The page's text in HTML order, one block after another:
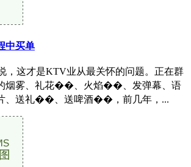
中买单
，这才是KTV业从最关怀的问题。正在群
烟雾、礼花��、火焰��、发弹幕、语
、送礼��、送啤酒��，前几年，...